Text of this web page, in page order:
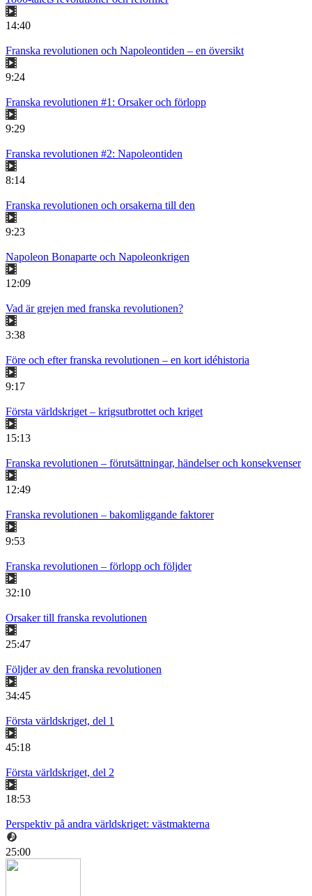
14:40
Franska revolutionen och Napoleontiden – en översikt
9:24
Franska revolutionen #1: Orsaker och förlopp
9:29
Franska revolutionen #2: Napoleontiden
8:14
Franska revolutionen och orsakerna till den
9:23
Napoleon Bonaparte och Napoleonkrigen
12:09
Vad är grejen med franska revolutionen?
3:38
Före och efter franska revolutionen – en kort idéhistoria
9:17
Första världskriget – krigsutbrottet och kriget
15:13
Franska revolutionen – förutsättningar, händelser och konsekvenser
12:49
Franska revolutionen – bakomliggande faktorer
9:53
Franska revolutionen – förlopp och följder
32:10
Orsaker till franska revolutionen
25:47
Följder av den franska revolutionen
34:45
Första världskriget, del 1
45:18
Första världskriget, del 2
18:53
Perspektiv på andra världskriget: västmakterna
25:00